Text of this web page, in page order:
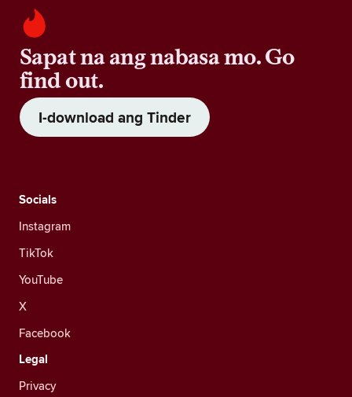
Sapat na ang nabasa mo. Go
find out.
I-download ang Tinder
Socials
Instagram
TikTok
YouTube
X
Facebook
Legal
Privacy